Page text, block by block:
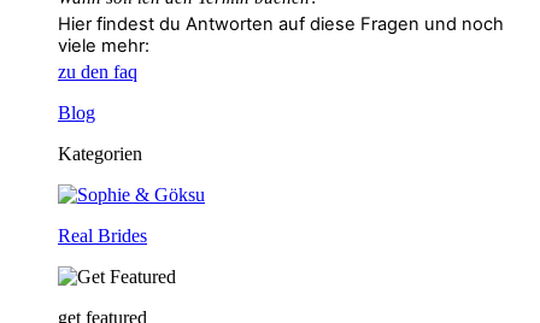
Hier findest du Antworten auf diese Fragen und noch
viele mehr:
zu den faq
Blog
Kategorien
Real Brides
get featured